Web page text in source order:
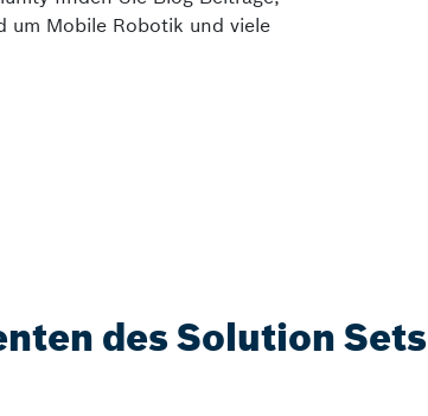
um Mobile Robotik und viele
des Solution Sets